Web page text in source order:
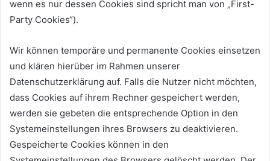
wenn es nur dessen Cookies sind spricht man von „First-
Party Cookies“).
Wir können temporäre und permanente Cookies einsetzen
und klären hierüber im Rahmen unserer
Datenschutzerklärung auf. Falls die Nutzer nicht möchten,
dass Cookies auf ihrem Rechner gespeichert werden,
werden sie gebeten die entsprechende Option in den
Systemeinstellungen ihres Browsers zu deaktivieren.
Gespeicherte Cookies können in den